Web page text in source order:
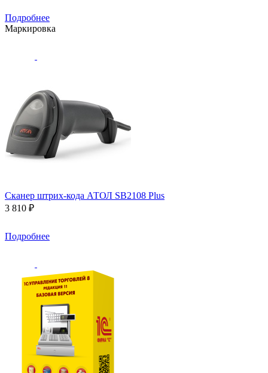
Подробнее
Маркировка
Сканер штрих-кода АТОЛ SB2108 Plus
3 810 ₽
Подробнее